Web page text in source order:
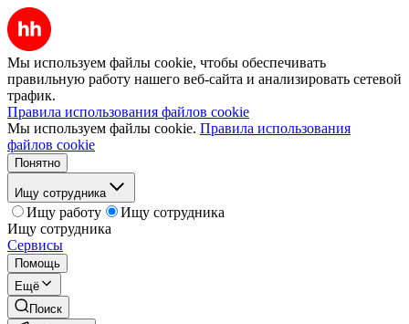
Мы используем файлы cookie, чтобы обеспечивать
правильную работу нашего веб-сайта и анализировать сетевой
трафик.
Правила использования файлов cookie
Мы используем файлы cookie. Правила использования
файлов cookie
Понятно
Ищу сотрудника
Ищу работу
Ищу сотрудника
Ищу сотрудника
Сервисы
Помощь
Ещё
Поиск